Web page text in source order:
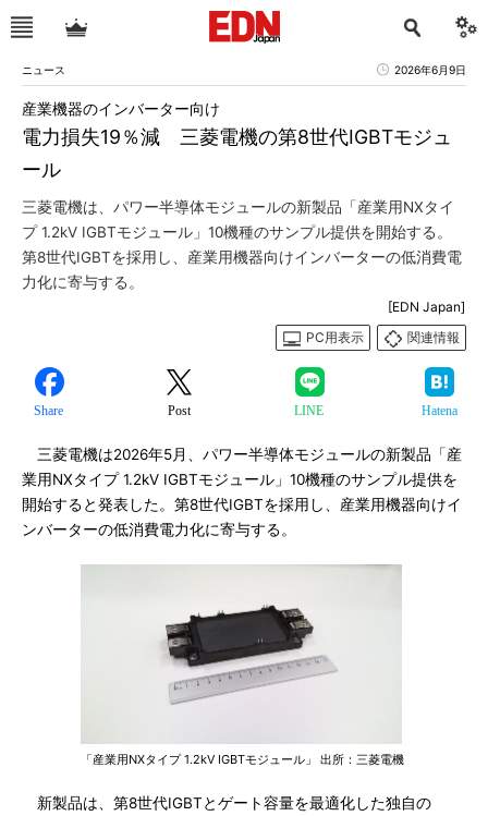
ニュース 2026年6月9日
電力損失19％減 三菱電機の第8世代IGBTモジュ
ール
産業機器のインバーター向け
三菱電機は、パワー半導体モジュールの新製品「産業用NXタイ
プ 1.2kV IGBTモジュール」10機種のサンプル提供を開始する。
第8世代IGBTを採用し、産業用機器向けインバーターの低消費電
力化に寄与する。
[EDN Japan]
PC用表示
関連情報
Share Post LINE Hatena
三菱電機は2026年5月、パワー半導体モジュールの新製品「産
業用NXタイプ 1.2kV IGBTモジュール」10機種のサンプル提供を
開始すると発表した。第8世代IGBTを採用し、産業用機器向けイ
ンバーターの低消費電力化に寄与する。
「産業用NXタイプ 1.2kV IGBTモジュール」 出所：三菱電機
新製品は、第8世代IGBTとゲート容量を最適化した独自の